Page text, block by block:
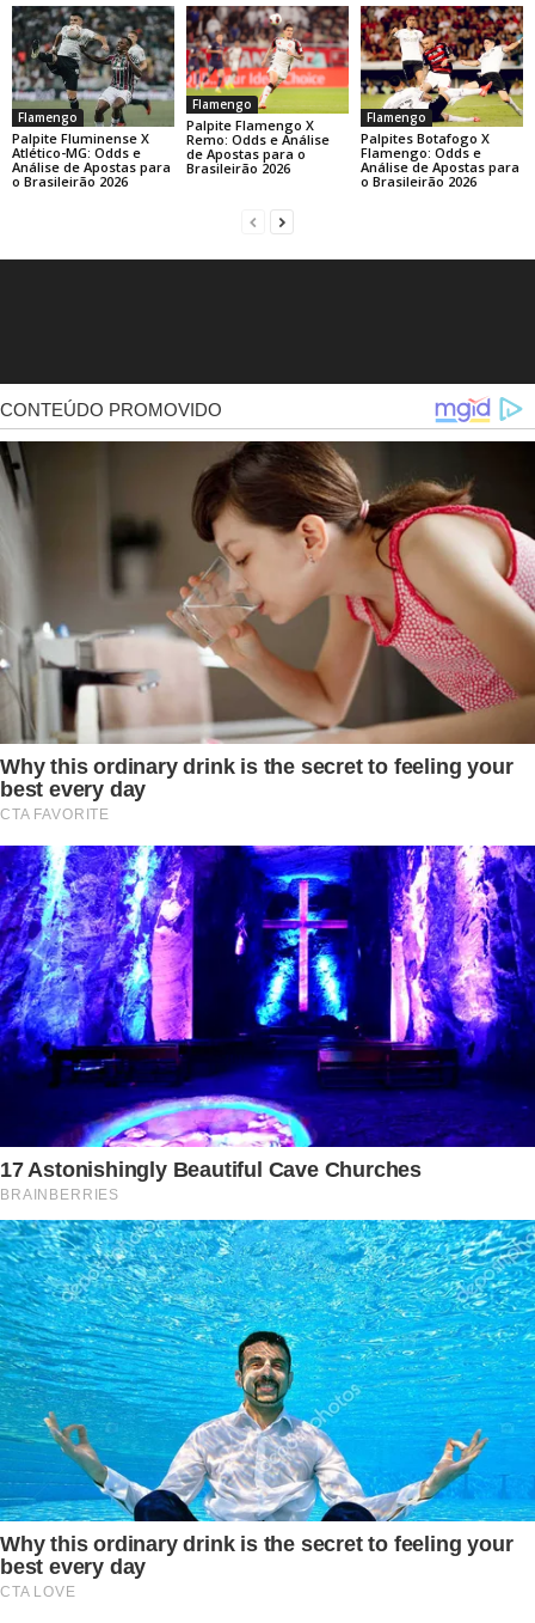
Flamengo
Palpite Fluminense X
Atlético-MG: Odds e
Análise de Apostas para
o Brasileirão 2026
Flamengo
Palpite Flamengo X
Remo: Odds e Análise
de Apostas para o
Brasileirão 2026
Flamengo
Palpites Botafogo X
Flamengo: Odds e
Análise de Apostas para
o Brasileirão 2026